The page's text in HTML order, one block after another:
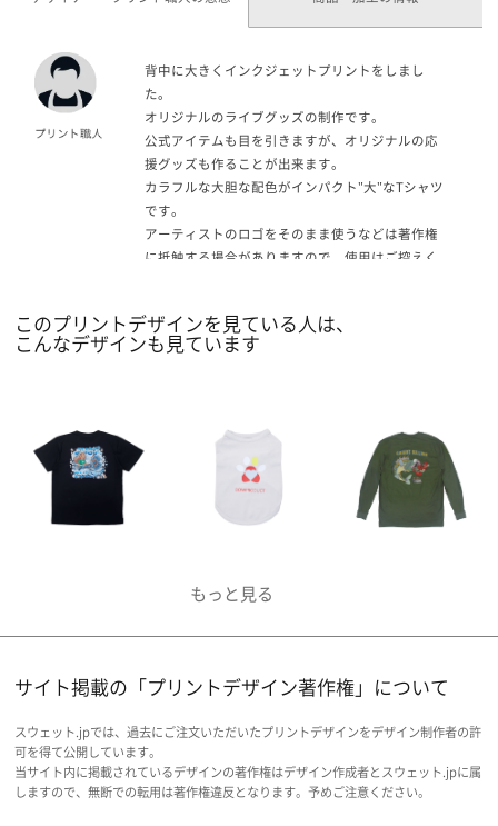
背中に大きくインクジェットプリントをしまし
た。
オリジナルのライブグッズの制作です。
公式アイテムも目を引きますが、オリジナルの応
援グッズも作ることが出来ます。
カラフルな大胆な配色がインパクト"大"なTシャツ
です。
アーティストのロゴをそのまま使うなどは著作権
に抵触する場合がありますので、使用はご控えく
このプリントデザインを見ている人は、
こんなデザインも見ています
サイト掲載の「プリントデザイン著作権」について
スウェット.jpでは、過去にご注文いただいたプリントデザインをデザイン制作者の許
可を得て公開しています。
当サイト内に掲載されているデザインの著作権はデザイン作成者とスウェット.jpに属
しますので、無断での転用は著作権違反となります。予めご注意ください。